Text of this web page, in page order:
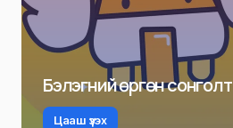
Бэлэгний өргөн сонголт
Цааш үзэх